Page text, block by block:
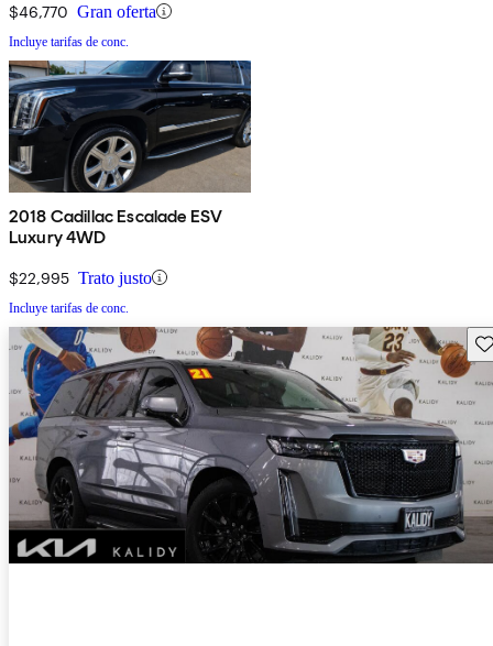
$46,770 Gran oferta
Incluye tarifas de conc.
2018 Cadillac Escalade ESV
Luxury 4WD
$22,995 Trato justo
Incluye tarifas de conc.